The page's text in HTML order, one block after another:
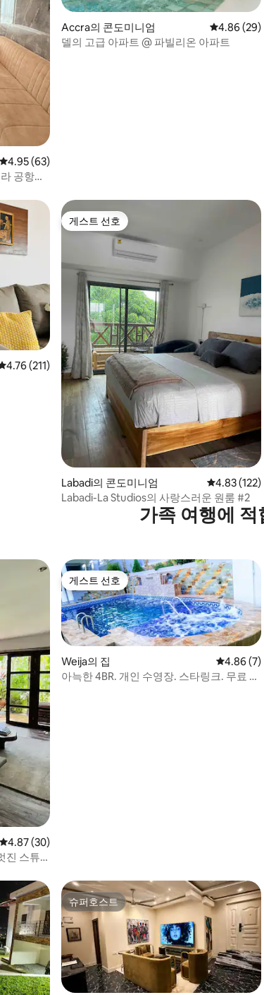
평점 4.95점(5점 만점), 후기 63개
4.95 (63)
공항에
Accra의 콘도미니엄 평점 4.86
4.86 (29)
델의 고급 아파트 @ 파빌리온 아파트
점 4.76점(5점 만점), 후기 211개
4.76 (211)
게스트 선호
게스트 선호
Labadi의 콘도미니엄 평점 4.83점
4.83 (122)
Labadi-La Studios의 사랑스러운 원룸 #2
가족 여행에
평점 4.87점(5점 만점), 후기 30개
4.87 (30)
진 스튜
게스트 선호
게스트 선호
Weija의 집 평점 4.86
4.86 (7)
아늑한 4BR. 개인 수영장. 스타링크. 무료 공
슈퍼호스트
슈퍼호스트